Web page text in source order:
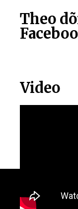
Theo
Video